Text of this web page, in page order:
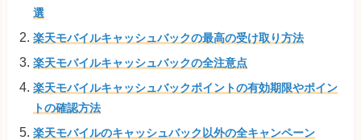
選
楽天モバイルキャッシュバックの最高の受け取り方法
楽天モバイルキャッシュバックの全注意点
楽天モバイルキャッシュバックポイントの有効期限やポイン
トの確認方法
楽天モバイルのキャッシュバック以外の全キャンペーン